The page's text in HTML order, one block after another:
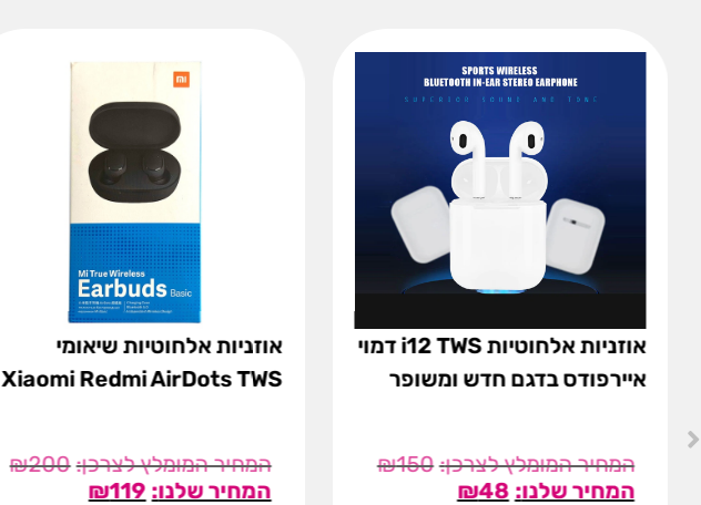
אוזניות אלחוטיות i12 TWS דמוי
איירפודס בדגם חדש ומשופר
₪150
₪48
אוזניות אלחוטיות שיאומי
Xiaomi Redmi AirDots TWS
₪200
₪119